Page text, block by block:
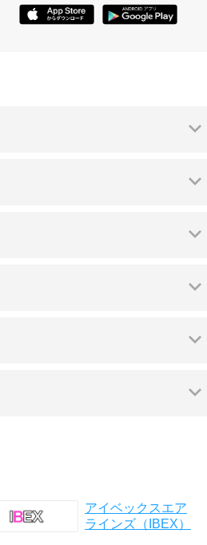
アイベックスエア
ラインズ（IBEX）